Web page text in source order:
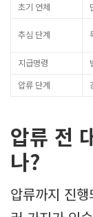
초기 연체
추심 단계
지급명령
압류 단계
압류 전
나?
압류까지 진